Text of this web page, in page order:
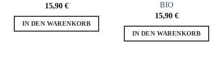
15,90 €
IN DEN WARENKORB
BIO
15,90 €
IN DEN WARENKORB